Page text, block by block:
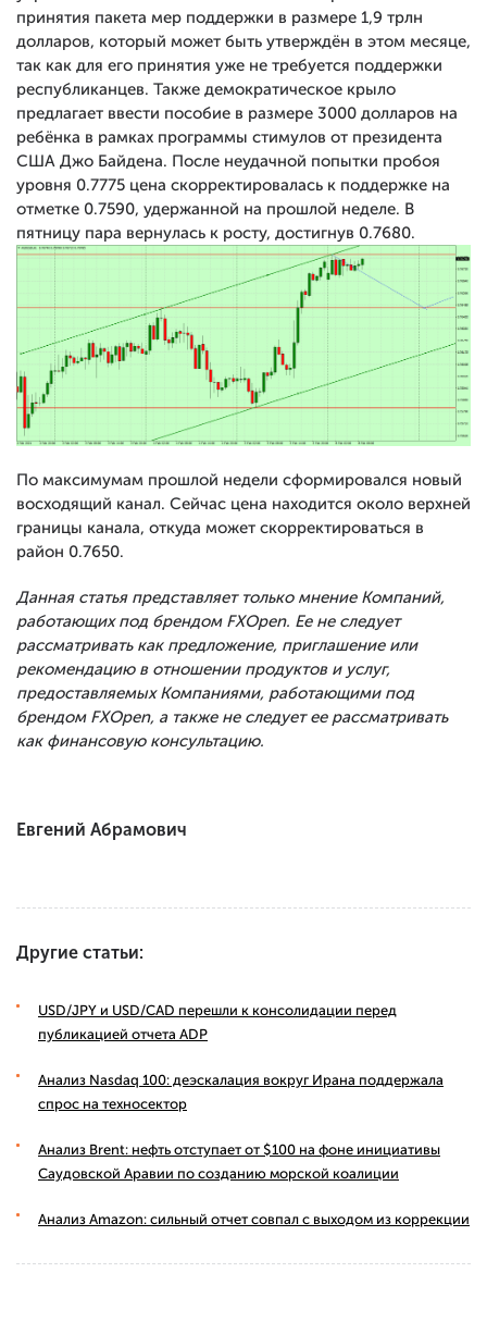
принятия пакета мер поддержки в размере 1,9 трлн
долларов, который может быть утверждён в этом месяце,
так как для его принятия уже не требуется поддержки
республиканцев. Также демократическое крыло
предлагает ввести пособие в размере 3000 долларов на
ребёнка в рамках программы стимулов от президента
США Джо Байдена. После неудачной попытки пробоя
уровня 0.7775 цена скорректировалась к поддержке на
отметке 0.7590, удержанной на прошлой неделе. В
пятницу пара вернулась к росту, достигнув 0.7680.
По максимумам прошлой недели сформировался новый
восходящий канал. Сейчас цена находится около верхней
границы канала, откуда может скорректироваться в
район 0.7650.
Данная статья представляет только мнение Компаний,
работающих под брендом FXOpen. Ее не следует
рассматривать как предложение, приглашение или
рекомендацию в отношении продуктов и услуг,
предоставляемых Компаниями, работающими под
брендом FXOpen, а также не следует ее рассматривать
как финансовую консультацию.
Евгений Абрамович
Другие статьи:
USD/JPY и USD/CAD перешли к консолидации перед
публикацией отчета ADP
Анализ Nasdaq 100: деэскалация вокруг Ирана поддержала
спрос на техносектор
Анализ Brent: нефть отступает от $100 на фоне инициативы
Саудовской Аравии по созданию морской коалиции
Анализ Amazon: сильный отчет совпал с выходом из коррекции